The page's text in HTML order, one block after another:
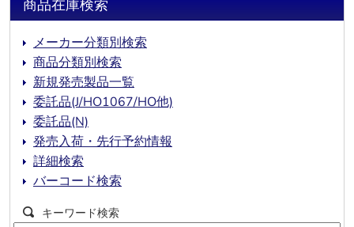
商品在庫検索
メーカー分類別検索
商品分類別検索
新規発売製品一覧
委託品(J/HO1067/HO他)
委託品(N)
発売入荷・先行予約情報
詳細検索
バーコード検索
キーワード検索